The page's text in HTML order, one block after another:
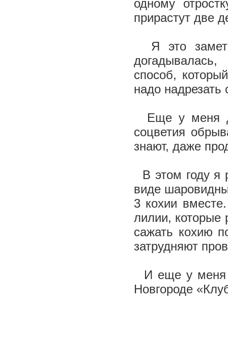
одному
прирастут две
Я это
способ,
надо
Еще у меня
соцветия
знают, даже
В этом году я
виде
3 кохии
лилии, которые
сажать кохию
затрудняют
И еще у меня
Новгороде